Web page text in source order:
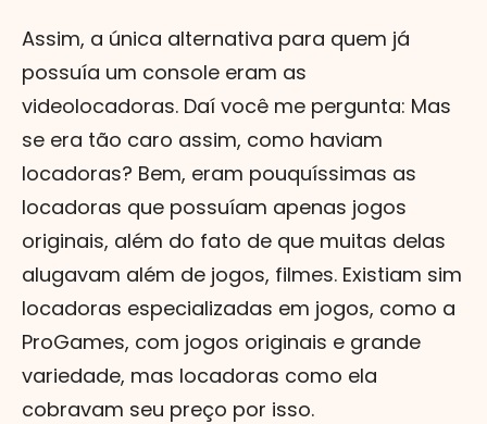
Assim, a única alternativa para quem já
possuía um console eram as
videolocadoras. Daí você me pergunta: Mas
se era tão caro assim, como haviam
locadoras? Bem, eram pouquíssimas as
locadoras que possuíam apenas jogos
originais, além do fato de que muitas delas
alugavam além de jogos, filmes. Existiam sim
locadoras especializadas em jogos, como a
ProGames, com jogos originais e grande
variedade, mas locadoras como ela
cobravam seu preço por isso.